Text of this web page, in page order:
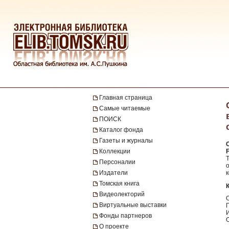
Главная страница
Самые читаемые
ПОИСК
Каталог фонда
Газеты и журналы
Коллекции
Персоналии
Издатели
Томская книга
Видеолекторий
Виртуальные выставки
Фонды партнеров
О проекте